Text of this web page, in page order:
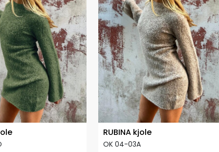
RUBINA kjole
OK 04-03A